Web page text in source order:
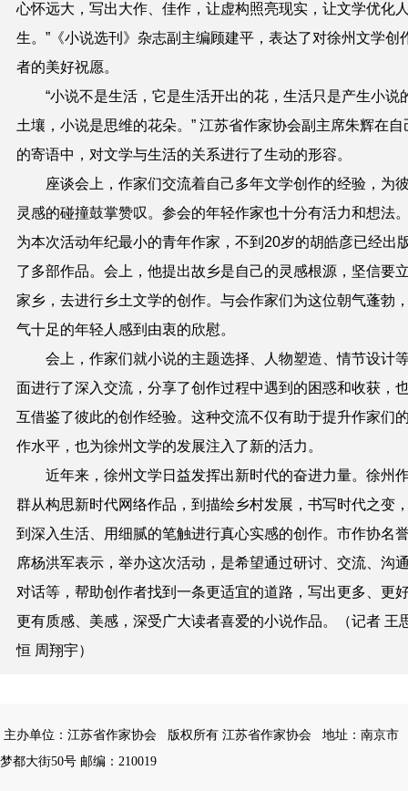
心怀远大，写出大作、佳作，让虚构照亮现实，让文学优化
生。”《小说选刊》杂志副主编顾建平，表达了对徐州文学创
者的美好祝愿。
“小说不是生活，它是生活开出的花，生活只是产生小说
土壤，小说是思维的花朵。” 江苏省作家协会副主席朱辉在自
的寄语中，对文学与生活的关系进行了生动的形容。
座谈会上，作家们交流着自己多年文学创作的经验，为
灵感的碰撞鼓掌赞叹。参会的年轻作家也十分有活力和想法
为本次活动年纪最小的青年作家，不到20岁的胡皓彦已经出
了多部作品。会上，他提出故乡是自己的灵感根源，坚信要
家乡，去进行乡土文学的创作。与会作家们为这位朝气蓬勃
气十足的年轻人感到由衷的欣慰。
会上，作家们就小说的主题选择、人物塑造、情节设计
面进行了深入交流，分享了创作过程中遇到的困惑和收获，
互借鉴了彼此的创作经验。这种交流不仅有助于提升作家们
作水平，也为徐州文学的发展注入了新的活力。
近年来，徐州文学日益发挥出新时代的奋进力量。徐州
群从构思新时代网络作品，到描绘乡村发展，书写时代之变
到深入生活、用细腻的笔触进行真心实感的创作。市作协名
席杨洪军表示，举办这次活动，是希望通过研讨、交流、沟
对话等，帮助创作者找到一条更适宜的道路，写出更多、更
更有质感、美感，深受广大读者喜爱的小说作品。（记者 王
恒 周翔宇）
主办单位：江苏省作家协会 版权所有 江苏省作家协会
地址：南京市
梦都大街50号 邮编：210019